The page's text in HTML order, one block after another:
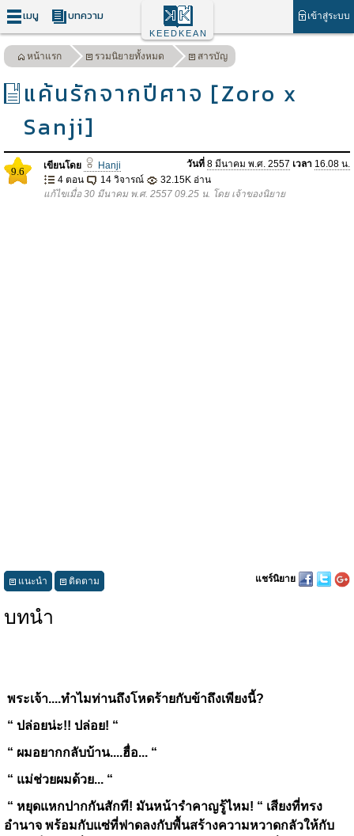
เมนู บทความ เข้าสู่ระบบ
KEEDKEAN
หน้าแรก รวมนิยายทั้งหมด สารบัญ
แค้นรักจากปีศาจ [Zoro x
Sanji]
9.6 เขียนโดย Hanji วันที่ 8 มีนาคม พ.ศ. 2557 เวลา 16.08 น.
4 ตอน
14 วิจารณ์
32.15K อ่าน
แก้ไขเมื่อ 30 มีนาคม พ.ศ. 2557 09.25 น. โดย เจ้าของนิยาย
แนะนำ ติดตาม แชร์นิยาย
บทนำ
พระเจ้า....ทำไมท่านถึงโหดร้ายกับข้าถึงเพียงนี้?
“ ปล่อยน่ะ!! ปล่อย! “
“ ผมอยากกลับบ้าน....ฮื่อ... “
“ แม่ช่วยผมด้วย... “
“ หยุดแหกปากกันสักที! มันหน้ารำคาญรู้ไหม! “ เสียงที่ทรง
อำนาจ พร้อมกับแซ่ที่ฟาดลงกับพื้นสร้างความหวาดกลัวให้กับ